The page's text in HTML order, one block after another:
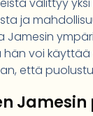
välittyy yksi
ja
Jamesin
voi käyttää
että